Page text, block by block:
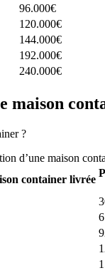
96.000€
120.000€
144.000€
192.000€
240.000€
maison
?
d’une maison
container livrée